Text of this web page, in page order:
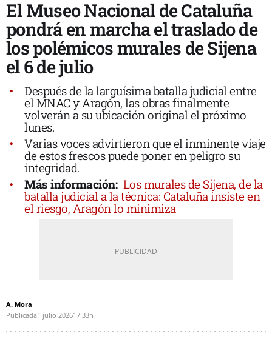
El Museo Nacional de Cataluña
pondrá en marcha el traslado de
los polémicos murales de Sijena
el 6 de julio
Después de la larguísima batalla judicial entre
el MNAC y Aragón, las obras finalmente
volverán a su ubicación original el próximo
lunes.
Varias voces advirtieron que el inminente viaje
de estos frescos puede poner en peligro su
integridad.
Más información: Los murales de Sijena, de la
batalla judicial a la técnica: Cataluña insiste en
el riesgo, Aragón lo minimiza
A. Mora
Publicada1 julio 202617:33h